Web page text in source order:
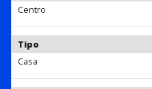
Centro
Tipo
Casa